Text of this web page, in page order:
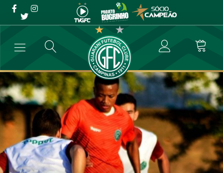
#PorDentroDoTreino –
Guarani se reapresenta
com jogo-treino diante do
Sub-20
→ Futebol Profissional → #PorDentroDoTreino – Guarani se